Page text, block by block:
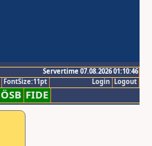
Servertime 07.08.2026 01:10:46
Logout
Login
FontSize:11pt
ÖSB FIDE